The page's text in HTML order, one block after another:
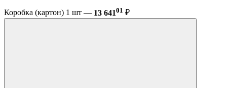
Коробка (картон) 1 шт — 13 64101 ₽